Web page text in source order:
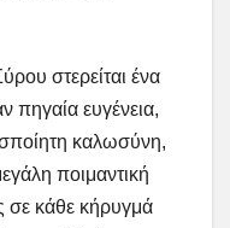
στερείται ένα
πηγαία ευγένεια,
καλωσύνη,
ποιμαντική
σε κάθε κήρυγμά